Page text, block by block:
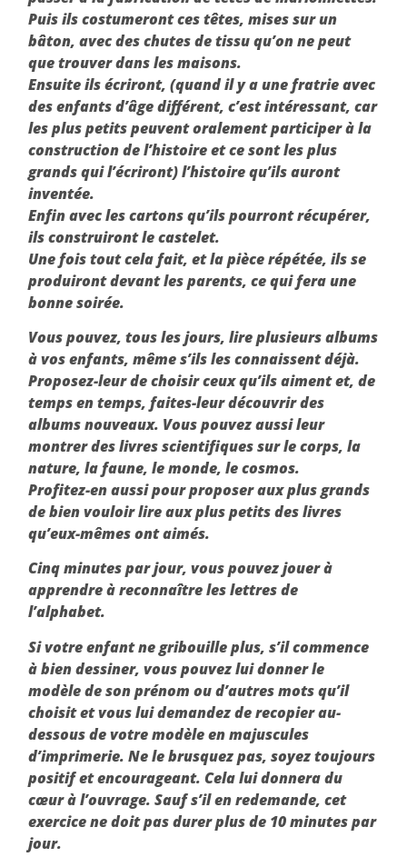
Puis ils costumeront ces têtes, mises sur un
bâton, avec des chutes de tissu qu’on ne peut
que trouver dans les maisons.
Ensuite ils écriront, (quand il y a une fratrie avec
des enfants d’âge différent, c’est intéressant, car
les plus petits peuvent oralement participer à la
construction de l’histoire et ce sont les plus
grands qui l’écriront) l’histoire qu’ils auront
inventée.
Enfin avec les cartons qu’ils pourront récupérer,
ils construiront le castelet.
Une fois tout cela fait, et la pièce répétée, ils se
produiront devant les parents, ce qui fera une
bonne soirée.
Vous pouvez, tous les jours, lire plusieurs albums
à vos enfants, même s’ils les connaissent déjà.
Proposez-leur de choisir ceux qu’ils aiment et, de
temps en temps, faites-leur découvrir des
albums nouveaux. Vous pouvez aussi leur
montrer des livres scientifiques sur le corps, la
nature, la faune, le monde, le cosmos.
Profitez-en aussi pour proposer aux plus grands
de bien vouloir lire aux plus petits des livres
qu’eux-mêmes ont aimés.
Cinq minutes par jour, vous pouvez jouer à
apprendre à reconnaître les lettres de
l’alphabet.
Si votre enfant ne gribouille plus, s’il commence
à bien dessiner, vous pouvez lui donner le
modèle de son prénom ou d’autres mots qu’il
choisit et vous lui demandez de recopier au-
dessous de votre modèle en majuscules
d’imprimerie. Ne le brusquez pas, soyez toujours
positif et encourageant. Cela lui donnera du
cœur à l’ouvrage. Sauf s’il en redemande, cet
exercice ne doit pas durer plus de 10 minutes par
jour.